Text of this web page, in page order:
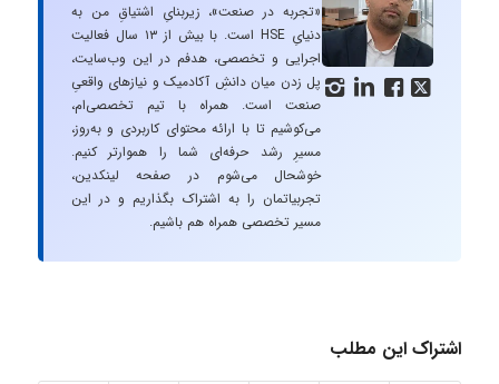
   
«تجربه در صنعت»، زیربنایِ اشتیاقِ من به
دنیایِ HSE است. با بیش از ۱۳ سال فعالیت
اجرایی و تخصصی، هدفم در این وب‌سایت،
پل زدن میان دانشِ آکادمیک و نیازهای واقعیِ
صنعت است. همراه با تیم تخصصی‌ام،
می‌کوشیم تا با ارائه محتوای کاربردی و به‌روز،
مسیرِ رشد حرفه‌ای شما را هموارتر کنیم.
خوشحال می‌شوم در صفحه لینکدین،
تجربیاتمان را به اشتراک بگذاریم و در این
مسیر تخصصی همراه هم باشیم.
اشتراک این مطلب